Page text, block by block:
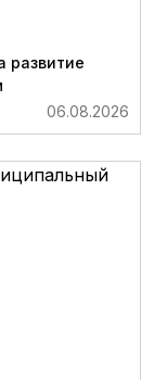
развитие
06.08.2026